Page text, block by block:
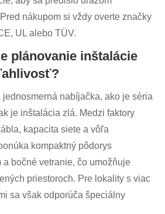
nákupom si vždy overte značky
UL alebo TÜV.
plánovanie inštalácie
jednosmerná nabíjačka, ako je séria
je inštalácia zlá. Medzi faktory
kapacita siete a vôľa
kompaktný pôdorys
a bočné vetranie, čo umožňuje
priestoroch. Pre lokality s viac
sa však odporúča špeciálny